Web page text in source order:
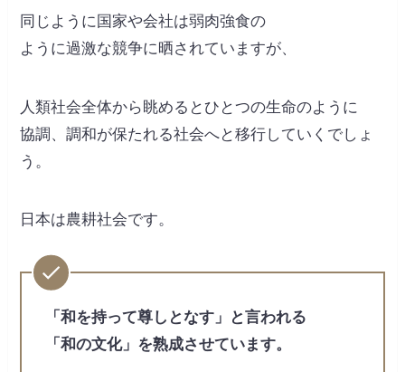
同じように国家や会社は弱肉強食の
ように過激な競争に晒されていますが、
人類社会全体から眺めるとひとつの生命のように
協調、調和が保たれる社会へと移行していくでしょ
う。
日本は農耕社会です。
「和を持って尊しとなす」と言われる
「和の文化」を熟成させています。